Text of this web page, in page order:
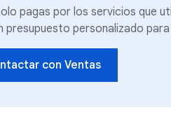
pagas por los servicios que
presupuesto personalizado
con Ventas